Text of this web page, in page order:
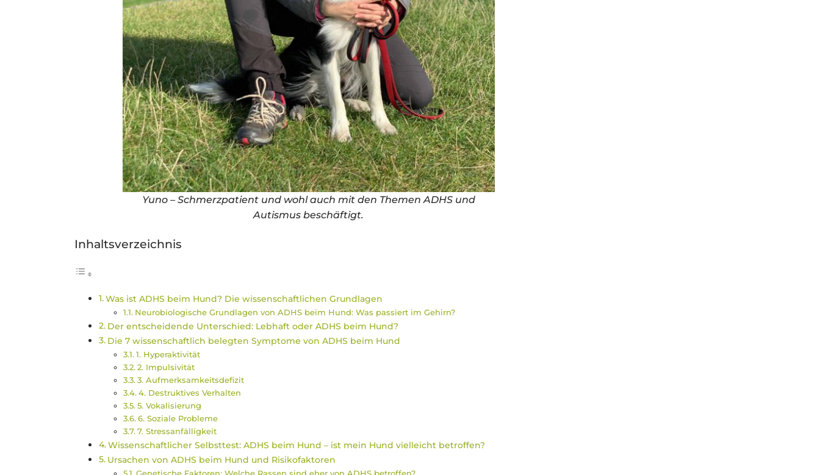
Yuno – Schmerzpatient und wohl auch mit den Themen ADHS und
Autismus beschäftigt.
Inhaltsverzeichnis
Was ist ADHS beim Hund? Die wissenschaftlichen Grundlagen
Neurobiologische Grundlagen von ADHS beim Hund: Was passiert im Gehirn?
Der entscheidende Unterschied: Lebhaft oder ADHS beim Hund?
Die 7 wissenschaftlich belegten Symptome von ADHS beim Hund
1. Hyperaktivität
2. Impulsivität
3. Aufmerksamkeitsdefizit
4. Destruktives Verhalten
5. Vokalisierung
6. Soziale Probleme
7. Stressanfälligkeit
Wissenschaftlicher Selbsttest: ADHS beim Hund – ist mein Hund vielleicht betroffen?
Ursachen von ADHS beim Hund und Risikofaktoren